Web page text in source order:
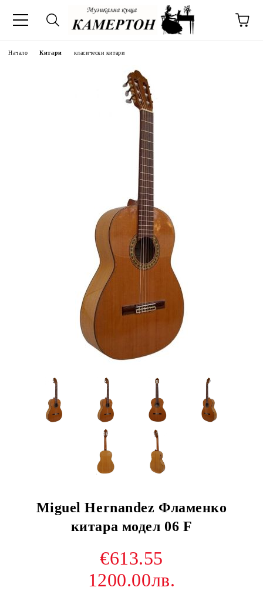
Начало Китари класически китари
Miguel Hernandez Фламенко
китара модел 06 F
€613.55
1200.00лв.